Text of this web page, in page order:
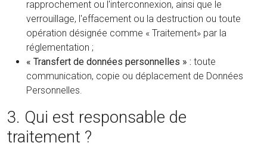
rapprochement ou l'interconnexion, ainsi que le
verrouillage, l'effacement ou la destruction ou toute
opération désignée comme « Traitement» par la
réglementation ;
« Transfert de données personnelles » : toute
communication, copie ou déplacement de Données
Personnelles.
3. Qui est responsable de
traitement ?